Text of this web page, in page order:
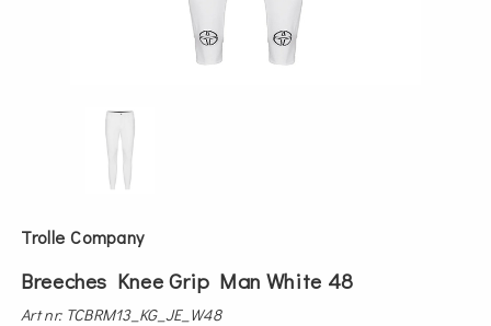
Trolle Company
Breeches Knee Grip Man White 48
Art nr: TCBRM13_KG_JE_W48